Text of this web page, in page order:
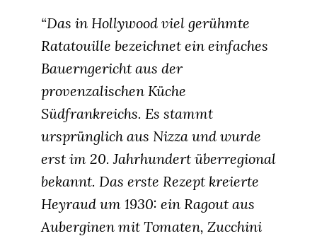
“Das in Hollywood viel gerühmte
Ratatouille bezeichnet ein einfaches
Bauerngericht aus der
provenzalischen Küche
Südfrankreichs. Es stammt
ursprünglich aus Nizza und wurde
erst im 20. Jahrhundert überregional
bekannt. Das erste Rezept kreierte
Heyraud um 1930: ein Ragout aus
Auberginen mit Tomaten, Zucchini